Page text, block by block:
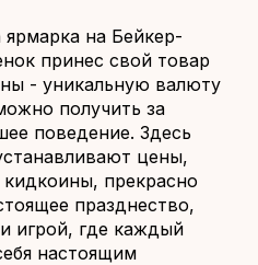
на Бейкер-
принес свой товар
- уникальную валюту
получить за
поведение. Здесь
цены,
прекрасно
празднество,
игрой, где каждый
настоящим